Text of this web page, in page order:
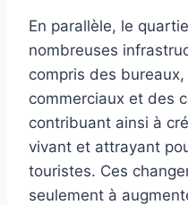
En parallèle, le
nombreuses
compris des
commerciaux et des
contribuant ainsi à
vivant et attrayant
touristes. Ces
seulement à